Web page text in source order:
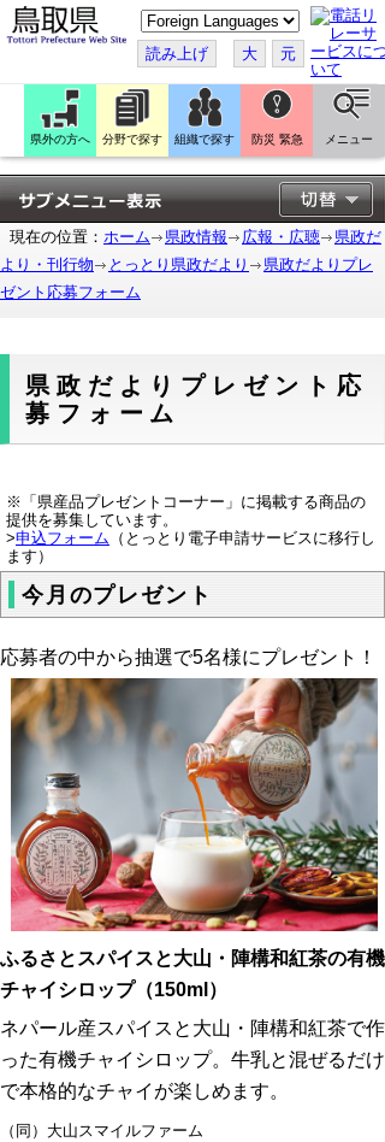
こ
の
ペ
ー
ジ
翻
訳
す
る
読み上げ 大 元
県外の方へ 分野で探す 組織で探す 防災 緊急 メニュー
現在の位置： ホーム 県政情報 広報・広聴
県政だ
より・刊行物
とっとり県政だより
県政だよりプレ
ゼント応募フォーム
県政だよりプレゼント応
募フォーム
※「県産品プレゼントコーナー」に掲載する商品の
提供を募集しています。
>申込フォーム （とっとり電子申請サービスに移行し
ます）
今月のプレゼント
応募者の中から抽選で5名様にプレゼント！
ふるさとスパイスと大山・陣構和紅茶の有機
チャイシロップ（150ml）
ネパール産スパイスと大山・ 陣構和紅茶で作
った有機チャイシロップ。牛乳と混ぜるだけ
で本格的なチャイが楽しめます。
（同）大山スマイルファーム